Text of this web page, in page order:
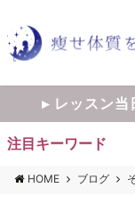
▸ レッスン当
注目キーワード
HOME ブログ